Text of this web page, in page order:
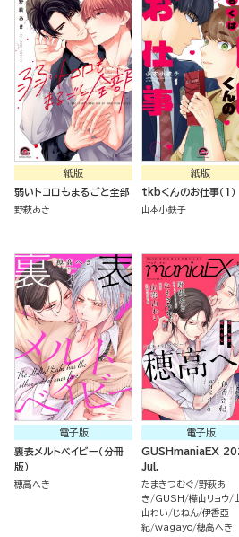
紙版
弱いトコロもまるごと全部
野萩あき
紙版
tkbくんのお仕事（１）
山本小鉄子
電子版
裏表メルトベイビー（分冊
版）
穂高へき
電子版
GUSHmaniaEX
Jul.
たまきつむぐ 野萩あ
き
GUSH 樺山リョウ
山わい
じねん 伊香亞
紀 wagayo 穂高へき